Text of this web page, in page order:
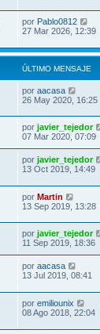
por Pablo0812
27 Mar 2026, 12:39
ÚLTIMO MENSAJE
por aacasa
26 May 2020, 16:25
por javier_tejedor
07 Mar 2020, 07:09
por javier_tejedor
13 Oct 2019, 14:49
por Martin
13 Sep 2019, 13:28
por javier_tejedor
11 Sep 2019, 18:36
por aacasa
13 Jul 2019, 08:41
por emiliounix
08 Ago 2018, 22:04